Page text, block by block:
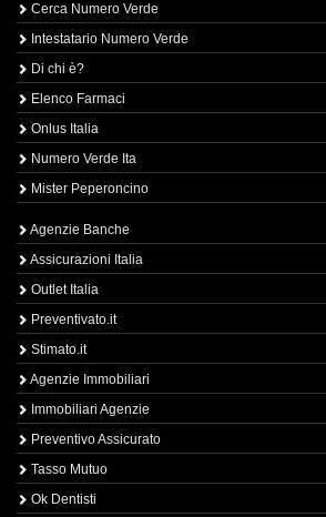
Cerca Numero Verde
Intestatario Numero Verde
Di chi è?
Elenco Farmaci
Onlus Italia
Numero Verde Ita
Mister Peperoncino
Agenzie Banche
Assicurazioni Italia
Outlet Italia
Preventivato.it
Stimato.it
Agenzie Immobiliari
Immobiliari Agenzie
Preventivo Assicurato
Tasso Mutuo
Ok Dentisti